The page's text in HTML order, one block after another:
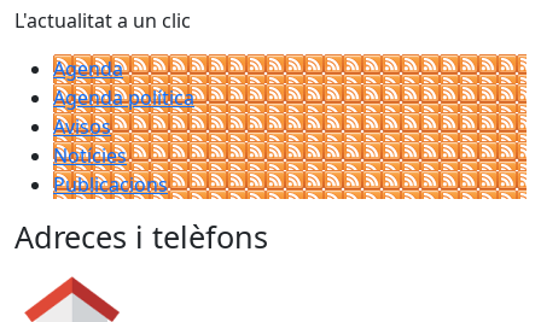
L'actualitat a un clic
Agenda
Agenda política
Avisos
Notícies
Publicacions
Adreces i telèfons